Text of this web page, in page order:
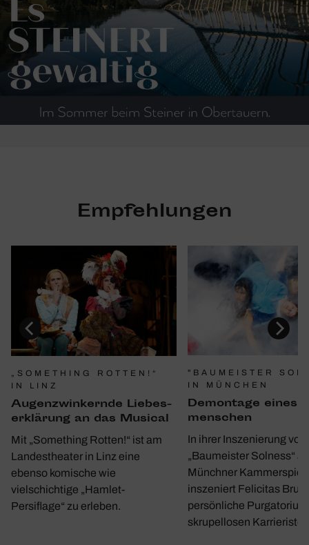
Empfehlungen
„SOMETHING ROTTEN!“
IN LINZ
Augen­zwin­kernde Liebes­
er­klä­rung an das Musical
Mit „Something Rotten!“ ist am
Landestheater in Linz eine
ebenso komische wie
vielschichtige „Hamlet-
Persiflage“ zu erleben.
"BAUMEISTER
IN MÜNCHEN
Demon­tage eines
men­schen
In ihrer Inszenierung von
„Baumeister Solness“
Münchner
inszeniert Felicitas
persönliche
skrupellosen